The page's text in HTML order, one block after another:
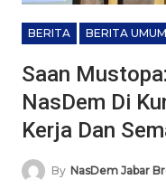
BERITA BERITA UMUM
Saan
NasDem Di
Kerja Dan
By NasDem Jabar Broadcasting